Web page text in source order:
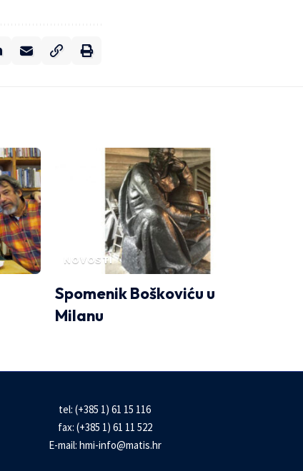
NOVOSTI
Spomenik Boškoviću u
Milanu
tel: (+385 1) 61 15 116
fax: (+385 1) 61 11 522
E-mail: hmi-info@matis.hr